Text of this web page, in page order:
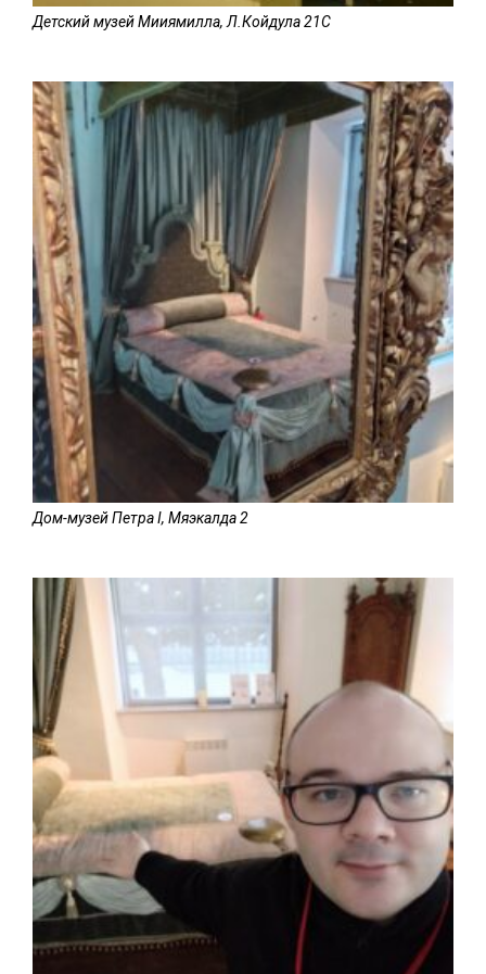
Детский музей Мииямилла, Л.Койдула 21C
Дом-музей Петра I, Мяэкалда 2